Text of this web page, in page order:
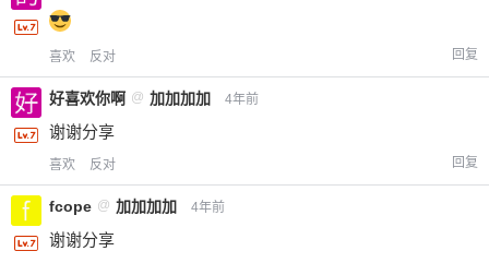
喜欢 反对 回复
好喜欢你啊 @ 加加加加 4年前
谢谢分享
喜欢 反对 回复
fcope @ 加加加加 4年前
谢谢分享